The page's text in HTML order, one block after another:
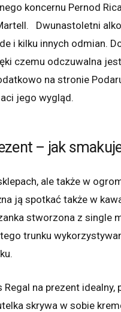
koncernu Pernod
Dwunastoletni
i kilku innych odmian.
czemu odczuwalna
na stronie
jego wygląd.
– jak
ale także w
ją spotkać także w
stworzona z single
trunku
na prezent
skrywa w sobie